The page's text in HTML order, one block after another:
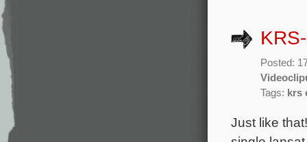
Posted:
Tags: krs
Just like